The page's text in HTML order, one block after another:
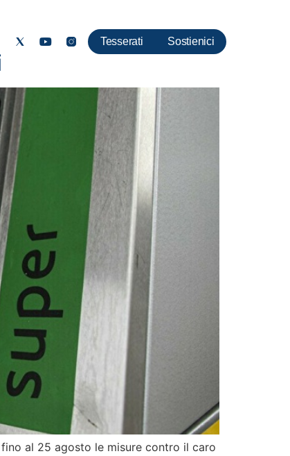
Tesserati Sostienici
al 25 agosto le misure contro il caro